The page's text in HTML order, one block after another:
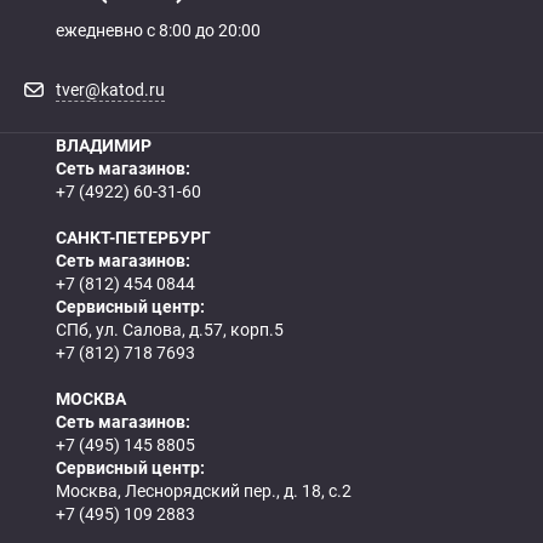
ежедневно с 8:00 до 20:00
tver@katod.ru
ВЛАДИМИР
Сеть магазинов:
+7 (4922) 60-31-60
САНКТ-ПЕТЕРБУРГ
Сеть магазинов:
+7 (812) 454 0844
Сервисный центр:
СПб, ул. Салова, д.57, корп.5
+7 (812) 718 7693
МОСКВА
Сеть магазинов:
+7 (495) 145 8805
Сервисный центр:
Москва, Леснорядский пер., д. 18, с.2
+7 (495) 109 2883